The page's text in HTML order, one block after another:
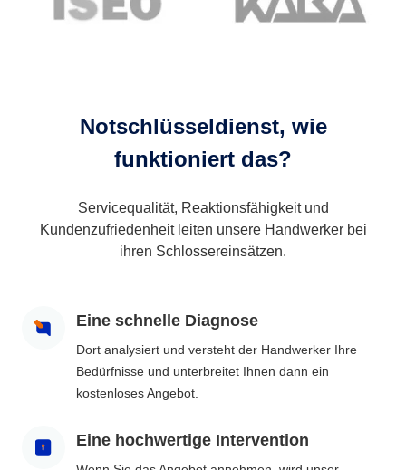
Notschlüsseldienst, wie
funktioniert das?
Servicequalität, Reaktionsfähigkeit und
Kundenzufriedenheit leiten unsere Handwerker bei
ihren Schlossereinsätzen.
Eine schnelle Diagnose
Dort analysiert und versteht der Handwerker Ihre
Bedürfnisse und unterbreitet Ihnen dann ein
kostenloses Angebot.
Eine hochwertige Intervention